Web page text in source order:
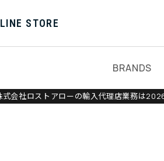
STORE
BRANDS
式会社ロストアローの輸入代理店業務は